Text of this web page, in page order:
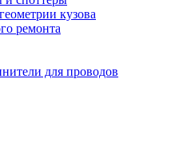
кузова
ремонта
для проводов